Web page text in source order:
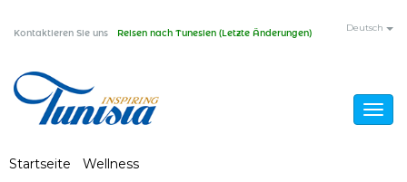
Direkt
Deutsch
Kontaktieren Sie uns Reisen nach Tunesien (Letzte Änderungen)
Sie
Startseite Wellness